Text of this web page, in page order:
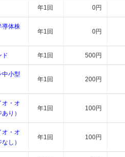
年1回 0円
導体株
年1回 0円
ド 年1回 500円
中小型
年1回 200円
オ・オ
り）
年1回 100円
オ・オ
し）
年1回 100円